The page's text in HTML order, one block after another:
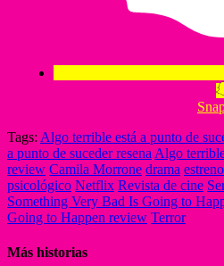
Tags: Algo terrible está a punto de
a punto de suceder resena Algo
review Camila Morrone drama estreno
psicológico Netflix Revista de cine
Something Very Bad Is Going to
Going to Happen review Terror
Más historias